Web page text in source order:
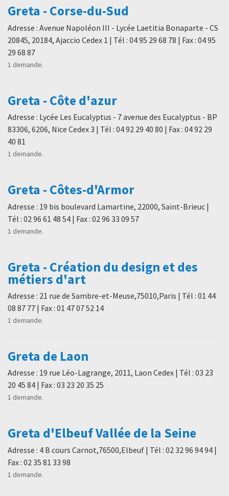
Greta - Corse-du-Sud
Adresse : Avenue Napoléon III - Lycée Laetitia Bonaparte - CS
20845, 20184, Ajaccio Cedex 1 | Tél : 04 95 29 68 78 | Fax : 04 95
29 68 87
1 demande.
Greta - Côte d'azur
Adresse : Lycée Les Eucalyptus - 7 avenue des Eucalyptus - BP
83306, 6206, Nice Cedex 3 | Tél : 04 92 29 40 80 | Fax : 04 92 29
40 81
1 demande.
Greta - Côtes-d'Armor
Adresse : 19 bis boulevard Lamartine, 22000, Saint-Brieuc |
Tél : 02 96 61 48 54 | Fax : 02 96 33 09 57
1 demande.
Greta - Création du design et des
métiers d'art
Adresse : 21 rue de Sambre-et-Meuse,75010,Paris | Tél : 01 44
08 87 77 | Fax : 01 47 07 52 14
1 demande.
Greta de Laon
Adresse : 19 rue Léo-Lagrange, 2011, Laon Cedex | Tél : 03 23
20 45 84 | Fax : 03 23 20 35 25
1 demande.
Greta d'Elbeuf Vallée de la Seine
Adresse : 4 B cours Carnot,76500,Elbeuf | Tél : 02 32 96 94 94 |
Fax : 02 35 81 33 98
1 demande.